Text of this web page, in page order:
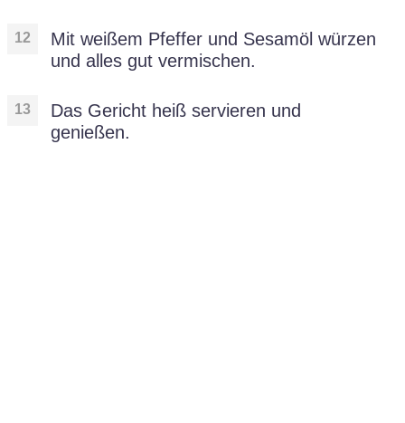
Mit weißem Pfeffer und Sesamöl würzen
und alles gut vermischen.
Das Gericht heiß servieren und
genießen.